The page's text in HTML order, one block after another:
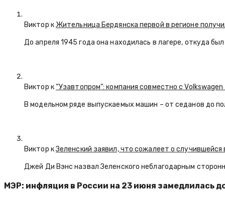
Виктор к Жительница Бердянска первой в регионе
До апреля 1945 года она находилась в лагере, откуда
Виктор к“Узавтопром”: компания совместно с
В модельном ряде выпускаемых машин – от седанов до
Виктор кЗеленский заявил, что сожалеет о
Джей Ди Вэнс назвал Зеленского неблагодарным
МЭР: инфляция в России на 23 июня замедлилась